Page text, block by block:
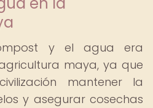
y el agua era
maya, ya que
mantener la
y asegurar cosechas